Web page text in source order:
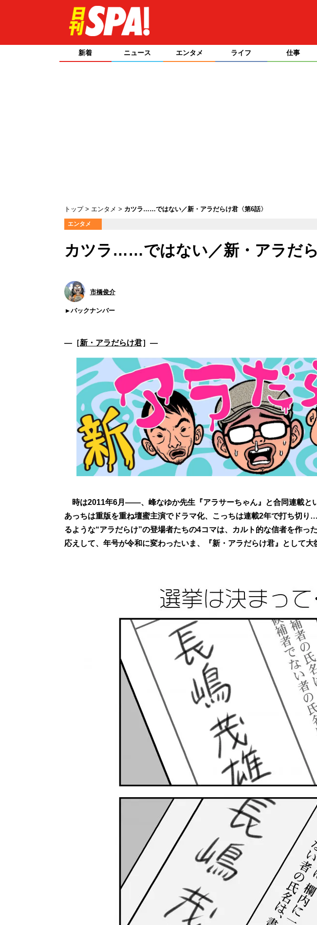
新着 ニュース エンタメ ライフ 仕事
トップ エンタメ カツラ……ではない／新・アラだらけ君〈第6話〉
エンタメ
カツラ……ではない／新・アラだら
市橋俊介
バックナンバー
―［新・アラだらけ君］―
時は2011年6月――、峰なゆか先生『アラサーちゃん』と合同連載と
あっちは重版を重ね壇蜜主演でドラマ化、こっちは連載2年で打ち切
るような“アラだらけ”の登場者たちの4コマは、カルト的な信者を作っ
応えして、年号が令和に変わったいま、『新・アラだらけ君』として大